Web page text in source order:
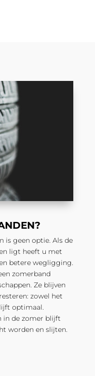
is geen optie. Als de
ligt heeft u met
betere wegligging.
zomerband
Ze blijven
zowel het
optimaal.
in de zomer blijft
worden en slijten.